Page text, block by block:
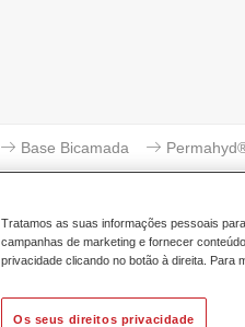
Base Bicamada
Permahyd®
Tratamos as suas informações pessoais
campanhas de marketing e fornecer
privacidade clicando no botão à direita. Para
Os seus direitos privacidade